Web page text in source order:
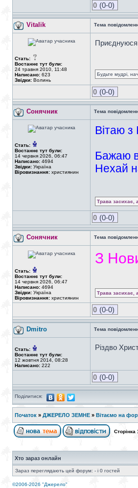
0 (0-0)
Vitalik Тема
Стать:
Востаннє тут були:
24 травня 2010, 11:48
Написано: 623
Звідки: Волинь
Приєднуюся
Будьте мудрі,
0 (0-0)
Сонячник Тема
Стать:
Востаннє тут були:
14 червня 2026, 06:47
Написано: 4694
Звідки: Україна
Віровизнання: християнин
Вітаю
Бажаю
Нехай
Трава засихає,
0 (0-0)
Сонячник Тема
Стать:
Востаннє тут були:
14 червня 2026, 06:47
Написано: 4694
Звідки: Україна
Віровизнання: християнин
З
Трава засихає,
0 (0-0)
Dmitro Тема
Стать:
Востаннє тут були:
12 жовтня 2014, 08:28
Написано: 222
Різдво
0 (0-0)
Поділитися:
Початок » ДЖЕРЕЛО ЗЕМНЕ » Вітаємо на
Сторінка
Хто зараз онлайн
Зараз переглядають цей форум: - і 0 гостей
©2006-2026 "Джерело"